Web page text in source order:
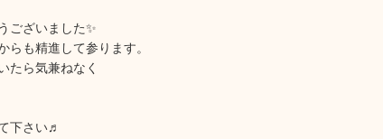
ございました✨
らも精進して参ります。
たら気兼ねなく
下さい♬